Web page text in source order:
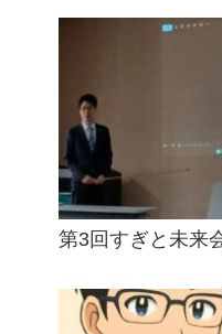
第3回すぎと未来